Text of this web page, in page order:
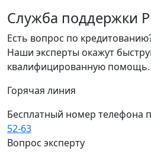
Служба поддержки
Есть вопрос по
Наши эксперты окажут
квалифицированную помощь.
Горячая линия
Бесплатный номер телефона
52-63
Вопрос эксперту